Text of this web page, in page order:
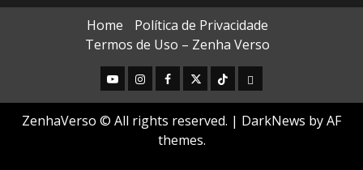
Home
Política de Privacidade
Termos de Uso – Zenha Verso
ZenhaVerso © All rights reserved. | DarkNews by AF
themes.